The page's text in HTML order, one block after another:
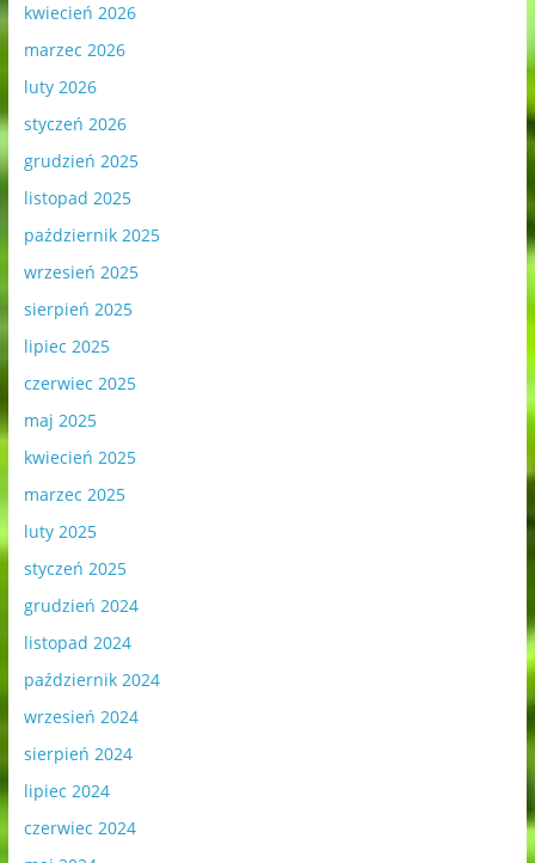
kwiecień 2026
marzec 2026
luty 2026
styczeń 2026
grudzień 2025
listopad 2025
październik 2025
wrzesień 2025
sierpień 2025
lipiec 2025
czerwiec 2025
maj 2025
kwiecień 2025
marzec 2025
luty 2025
styczeń 2025
grudzień 2024
listopad 2024
październik 2024
wrzesień 2024
sierpień 2024
lipiec 2024
czerwiec 2024